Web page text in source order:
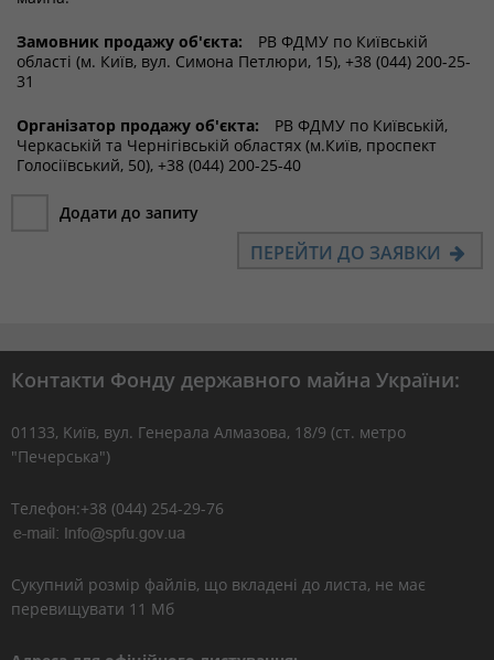
Замовник продажу об'єкта:
РВ ФДМУ по Київській
області (м. Київ, вул. Симона Петлюри, 15), +38 (044) 200-25-
31
Організатор продажу об'єкта:
РВ ФДМУ по Київській,
Черкаській та Чернігівській областях (м.Київ, проспект
Голосіївський, 50), +38 (044) 200-25-40
Додати до запиту
ПЕРЕЙТИ ДО ЗАЯВКИ
Контакти Фонду державного майна України:
01133, Kиїв, вул. Генерала Алмазова, 18/9 (ст. метро
"Печерська")
Телефон:+38 (044) 254-29-76
Сукупний розмір файлів, що вкладені до листа, не має
перевищувати 11 Мб